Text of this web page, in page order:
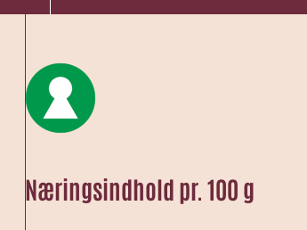
Næringsindhold pr. 100 g